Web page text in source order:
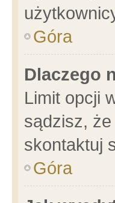
Góra
Dlaczego
Limit opcji
sądzisz,
skontaktuj
Góra